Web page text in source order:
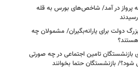
پرواز در آمد/ شاخص‌های بورس به قله
دولت برای یارانه‌بگیران/ مشمولان چه
بازنشستگان تامین اجتماعی در چه صورتی
بازنشستگان حتما بخوانند